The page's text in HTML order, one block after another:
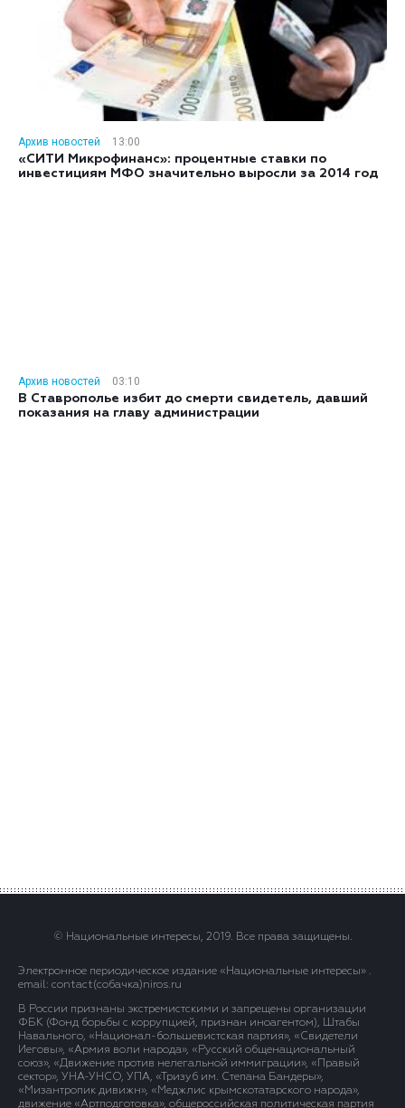
Архив новостей
13:00
«СИТИ Микрофинанс»: процентные ставки по
инвестициям МФО значительно выросли за 2014 год
Архив новостей
03:10
В Ставрополье избит до смерти свидетель, давший
показания на главу администрации
© Национальные интересы, 2019. Все права защищены.
Электронное периодическое издание «Национальные интересы» .
email: contact(сoбaчка)niros.ru
В России признаны экстремистскими и запрещены организации
ФБК (Фонд борьбы с коррупцией, признан иноагентом), Штабы
Навального, «Национал-большевистская партия», «Свидетели
Иеговы», «Армия воли народа», «Русский общенациональный
союз», «Движение против нелегальной иммиграции», «Правый
сектор», УНА-УНСО, УПА, «Тризуб им. Степана Бандеры»,
«Мизантропик дивижн», «Меджлис крымскотатарского народа»,
движение «Артподготовка», общероссийская политическая партия